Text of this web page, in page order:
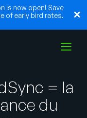
is now open! Save
of early bird rates.
= la
du